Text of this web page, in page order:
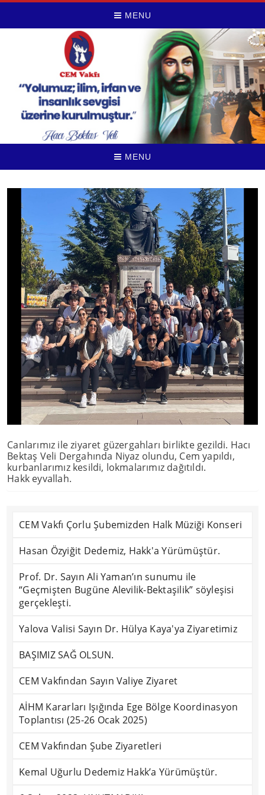
MENU
MENU
Canlarımız ile ziyaret güzergahları birlikte gezildi. Hacı
Bektaş Veli Dergahında Niyaz olundu, Cem yapıldı,
kurbanlarımız kesildi, lokmalarımız dağıtıldı.
Hakk eyvallah.
CEM Vakfı Çorlu Şubemizden Halk Müziği Konseri
Hasan Özyiğit Dedemiz, Hakk'a Yürümüştür.
Prof. Dr. Sayın Ali Yaman’ın sunumu ile
“Geçmişten Bugüne Alevilik-Bektaşilik” söyleşisi
gerçekleşti.
Yalova Valisi Sayın Dr. Hülya Kaya'ya Ziyaretimiz
BAŞIMIZ SAĞ OLSUN.
CEM Vakfından Sayın Valiye Ziyaret
AİHM Kararları Işığında Ege Bölge Koordinasyon
Toplantısı (25-26 Ocak 2025)
CEM Vakfından Şube Ziyaretleri
Kemal Uğurlu Dedemiz Hakk’a Yürümüştür.